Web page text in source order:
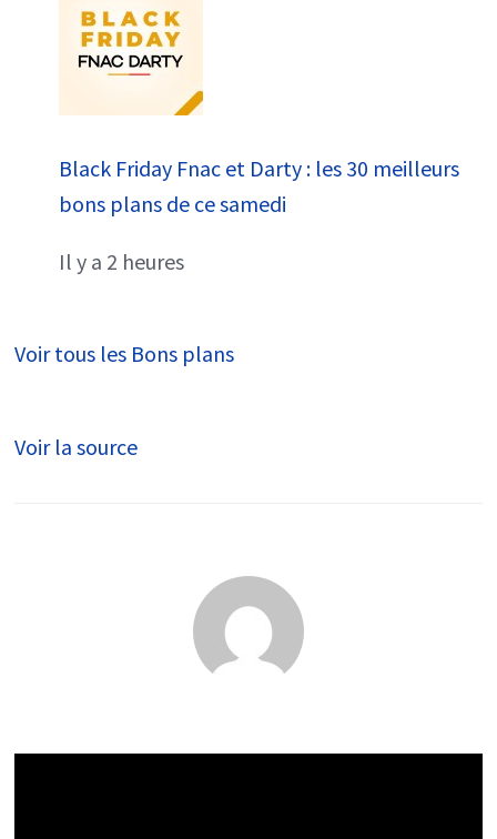
Black Friday Fnac et Darty : les 30 meilleurs
bons plans de ce samedi
Il y a 2 heures
Voir tous les Bons plans
Voir la source